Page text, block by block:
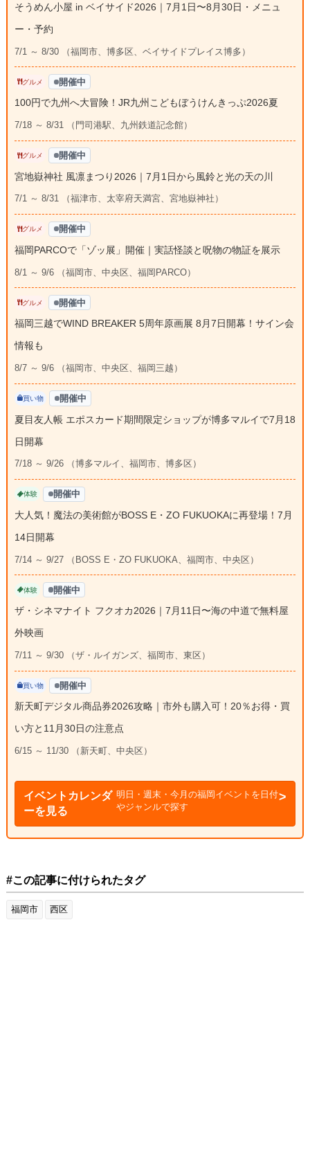
そうめん小屋 in ベイサイド2026｜7月1日〜8月30日・メニュ
ー・予約
7/1 ～ 8/30 （福岡市、博多区、ベイサイドプレイス博多）
グルメ 開催中
100円で九州へ大冒険！JR九州こどもぼうけんきっぷ2026夏
7/18 ～ 8/31 （門司港駅、九州鉄道記念館）
グルメ 開催中
宮地嶽神社 風凛まつり2026｜7月1日から風鈴と光の天の川
7/1 ～ 8/31 （福津市、太宰府天満宮、宮地嶽神社）
グルメ 開催中
福岡PARCOで「ゾッ展」開催｜実話怪談と呪物の物証を展示
8/1 ～ 9/6 （福岡市、中央区、福岡PARCO）
グルメ 開催中
福岡三越でWIND BREAKER 5周年原画展 8月7日開幕！サイン会
情報も
8/7 ～ 9/6 （福岡市、中央区、福岡三越）
買い物 開催中
夏目友人帳 エポスカード期間限定ショップが博多マルイで7月18
日開幕
7/18 ～ 9/26 （博多マルイ、福岡市、博多区）
体験 開催中
大人気！魔法の美術館がBOSS E・ZO FUKUOKAに再登場！7月
14日開幕
7/14 ～ 9/27 （BOSS E・ZO FUKUOKA、福岡市、中央区）
体験 開催中
ザ・シネマナイト フクオカ2026｜7月11日〜海の中道で無料屋
外映画
7/11 ～ 9/30 （ザ・ルイガンズ、福岡市、東区）
買い物 開催中
新天町デジタル商品券2026攻略｜市外も購入可！20％お得・買
い方と11月30日の注意点
6/15 ～ 11/30 （新天町、中央区）
イベントカレンダ
ーを見る
明日・週末・今月の福岡イベントを日付
やジャンルで探す
#この記事に付けられたタグ
福岡市 西区